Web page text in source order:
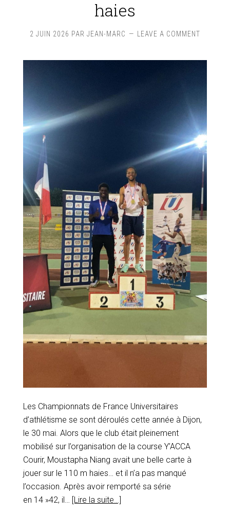
haies
2 JUIN 2026 PAR JEAN-MARC LEAVE A COMMENT
Les Championnats de France Universitaires
d’athlétisme se sont déroulés cette année à Dijon,
le 30 mai. Alors que le club était pleinement
mobilisé sur l’organisation de la course Y’ACCA
Courir, Moustapha Niang avait une belle carte à
jouer sur le 110 m haies… et il n’a pas manqué
l’occasion. Après avoir remporté sa série
en 14 »42, il…
[Lire la suite…]